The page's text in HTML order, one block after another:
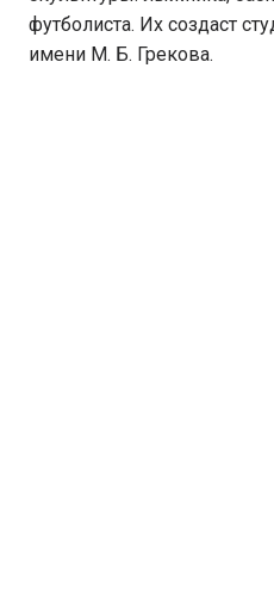
футболиста. Их создаст
имени М. Б. Грекова.